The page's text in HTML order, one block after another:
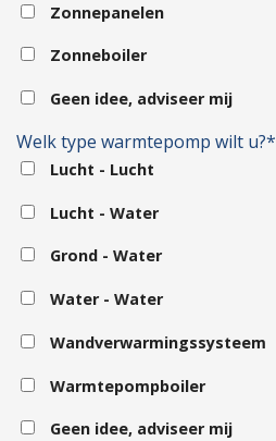
Zonnepanelen
Zonneboiler
Geen idee, adviseer mij
Welk type warmtepomp wilt u?*
Lucht - Lucht
Lucht - Water
Grond - Water
Water - Water
Wandverwarmingssysteem
Warmtepompboiler
Geen idee, adviseer mij